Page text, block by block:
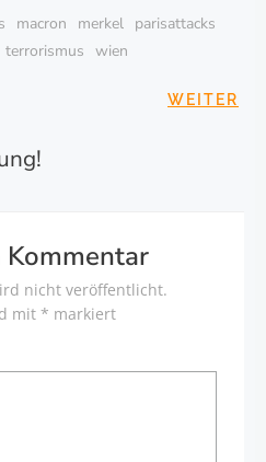
macron merkel parisattacks
terrorismus wien
WEITER
Kommentar
nicht veröffentlicht.
mit * markiert